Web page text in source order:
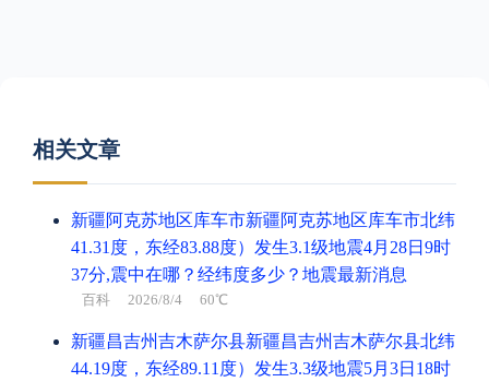
相关文章
新疆阿克苏地区库车市新疆阿克苏地区库车市北纬
41.31度，东经83.88度）发生3.1级地震4月28日9时
37分,震中在哪？经纬度多少？地震最新消息
百科 2026/8/4 60℃
新疆昌吉州吉木萨尔县新疆昌吉州吉木萨尔县北纬
44.19度，东经89.11度）发生3.3级地震5月3日18时